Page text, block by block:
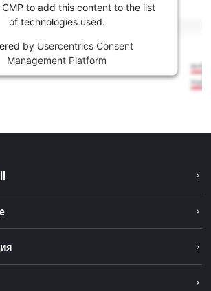
to add this content to the list
of technologies used.
by Usercentrics Consent
Management Platform